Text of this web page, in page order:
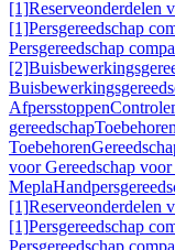
[1]Reserveonderdelen
[1]Persgereedschap
Persgereedschap
[2]
Afpersstoppen
gereedschapToebehoren
Toebehoren
voor Gereedschap
Mepla
[1]Reserveonderdelen
[1]Persgereedschap
Persgereedschap